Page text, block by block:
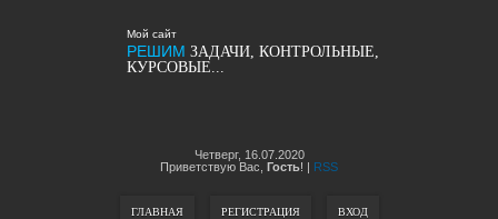
Мой сайт
РЕШИМ ЗАДАЧИ, КОНТРОЛЬНЫЕ,
КУРСОВЫЕ...
Четверг, 16.07.2020
Приветствую Вас, Гость! | RSS
ГЛАВНАЯ РЕГИСТРАЦИЯ ВХОД